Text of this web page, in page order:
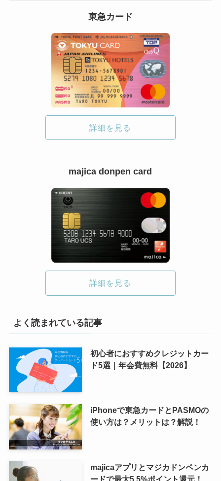
東急カード
詳細を見る
majica donpen card
詳細を見る
よく読まれている記事
初心者におすすめクレジットカー
ド5選｜年会費無料【2026】
iPhoneで東急カードとPASMOの
使い方は？メリットは？解説！
majicaアプリとマジカドンペンカ
ードで最大5.5%ポイント還元！